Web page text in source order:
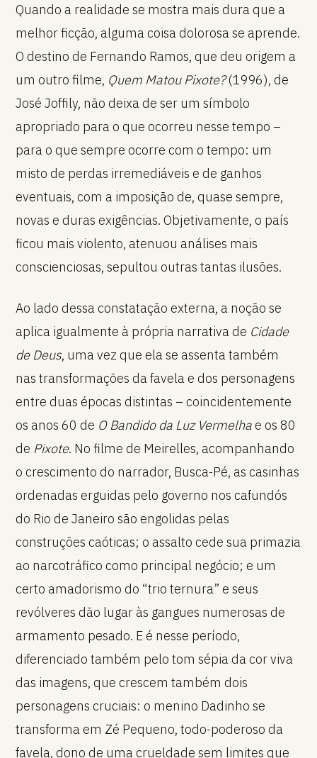
Quando a realidade se mostra mais dura que a
melhor ficção, alguma coisa dolorosa se aprende.
O destino de Fernando Ramos, que deu origem a
um outro filme, Quem Matou Pixote?(1996), de
José Joffily, não deixa de ser um símbolo
apropriado para o que ocorreu nesse tempo –
para o que sempre ocorre com o tempo: um
misto de perdas irremediáveis e de ganhos
eventuais, com a imposição de, quase sempre,
novas e duras exigências. Objetivamente, o país
ficou mais violento, atenuou análises mais
conscienciosas, sepultou outras tantas ilusões.
Ao lado dessa constatação externa, a noção se
aplica igualmente à própria narrativa de Cidade
de Deus, uma vez que ela se assenta também
nas transformações da favela e dos personagens
entre duas épocas distintas – coincidentemente
os anos 60 de O Bandido da Luz Vermelhae os 80
de Pixote. No filme de Meirelles, acompanhando
o crescimento do narrador, Busca-Pé, as casinhas
ordenadas erguidas pelo governo nos cafundós
do Rio de Janeiro são engolidas pelas
construções caóticas; o assalto cede sua primazia
ao narcotráfico como principal negócio; e um
certo amadorismo do “trio ternura” e seus
revólveres dão lugar às gangues numerosas de
armamento pesado. E é nesse período,
diferenciado também pelo tom sépia da cor viva
das imagens, que crescem também dois
personagens cruciais: o menino Dadinho se
transforma em Zé Pequeno, todo-poderoso da
favela, dono de uma crueldade sem limites que